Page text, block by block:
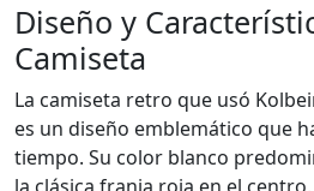
Diseño y
Camiseta
La camiseta retro que usó
es un diseño emblemático que
tiempo. Su color blanco